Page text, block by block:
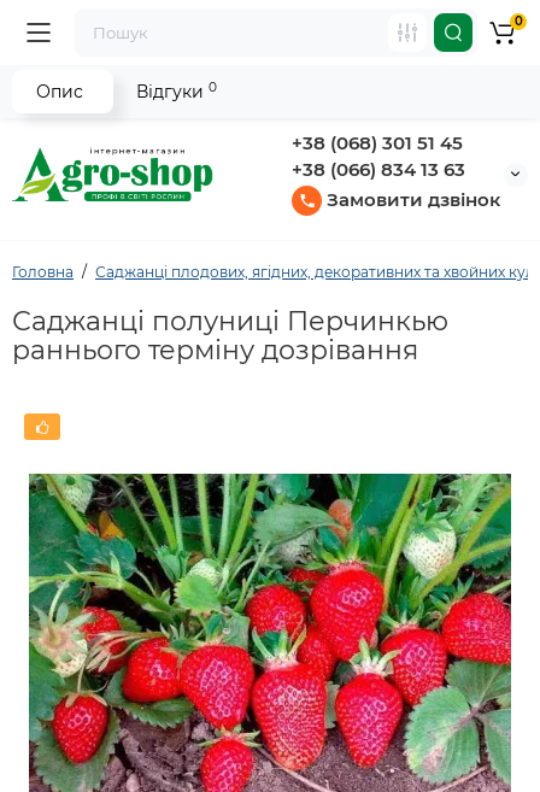
+38 (068) 301 51 45
+38 (066) 834 13 63
Замовити дзвінок
0
Головна Саджанці плодових, ягідних, декоративних та хвойних
Саджанці полуниці Перчинкью
раннього терміну дозрівання
Опис Відгуки 0